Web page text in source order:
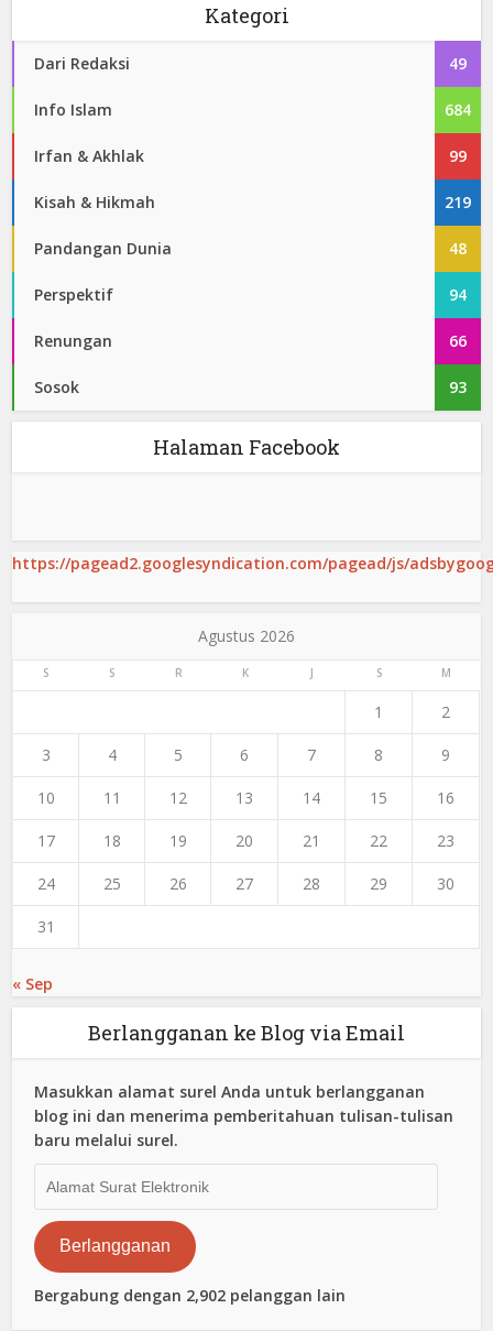
Kategori
Dari Redaksi 49
Info Islam 684
Irfan & Akhlak 99
Kisah & Hikmah 219
Pandangan Dunia 48
Perspektif 94
Renungan 66
Sosok 93
Halaman Facebook
https://pagead2.googlesyndication.com/pagead/js/
Agustus 2026
S S R K J S M
1 2
3 4 5 6 7 8 9
10 11 12 13 14 15 16
17 18 19 20 21 22 23
24 25 26 27 28 29 30
31
« Sep
Berlangganan ke Blog via Email
Masukkan alamat surel Anda untuk berlangganan
blog ini dan menerima pemberitahuan tulisan-tulisan
baru melalui surel.
Surat
Elektronik
Berlangganan
Bergabung dengan 2,902 pelanggan lain